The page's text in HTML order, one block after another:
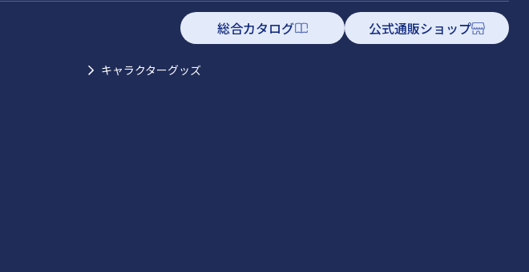
総合カタログ 公式通販ショップ
キャラクターグッズ